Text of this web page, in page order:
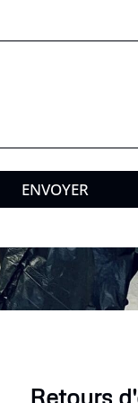
ENVOYER
Retours